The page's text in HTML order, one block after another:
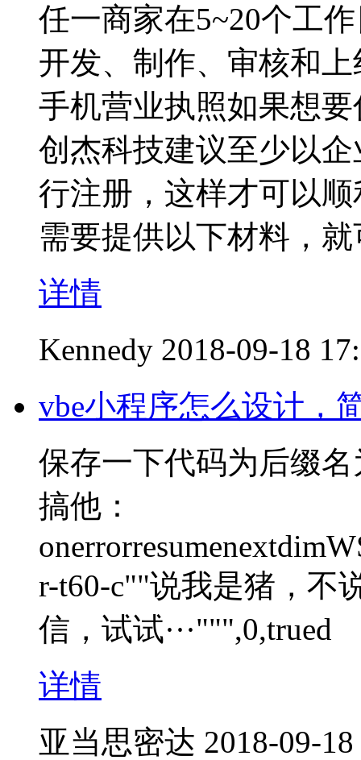
任一商家在5~20个工
开发、制作、审核和
手机营业执照如果想
创杰科技建议至少以
行注册，这样才可以
需要提供以下材料，
详情
Kennedy 2018-09-18
vbe小程序怎么设计，
保存一下代码为后缀
搞他：
r-t60-c""说我是猪，不
信，试试···""",0,trued
详情
亚当思密达 2018-09-